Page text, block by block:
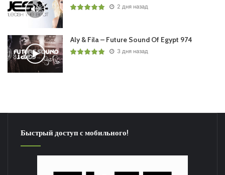
2 дня назад
Aly & Fila – Future Sound Of Egypt 974
3 дня назад
Быстрый доступ с мобильного!